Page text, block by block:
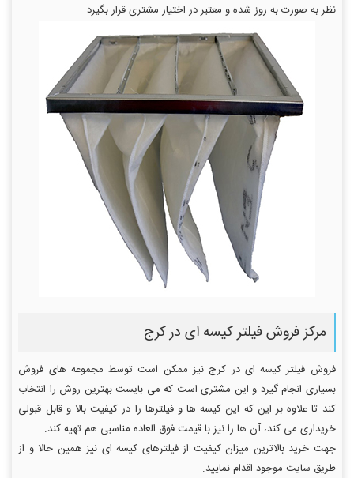
نظر به صورت به روز شده و معتبر در اختیار مشتری قرار بگیرد.
مرکز فروش فیلتر کیسه ای در کرج
فروش فیلتر کیسه ای در کرج نیز ممکن است توسط مجموعه های فروش
بسیاری انجام گیرد و این مشتری است که می بایست بهترین روش را انتخاب
کند تا علاوه بر این که این کیسه ها و فیلترها را در کیفیت بالا و قابل قبولی
خریداری می کند، آن ها را نیز با قیمت فوق العاده مناسبی هم تهیه کند.
جهت خرید بالاترین میزان کیفیت از فیلترهای کیسه ای نیز همین حالا و از
طریق سایت موجود اقدام نمایید.